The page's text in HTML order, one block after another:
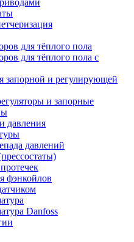
для тёплого пола
для тёплого пола с
запорной и регулирующей
и запорные
давления
давлений
фэнкойлов
Danfoss